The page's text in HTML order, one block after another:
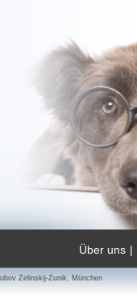
|
Über uns
Zelinskij-Zunik, München